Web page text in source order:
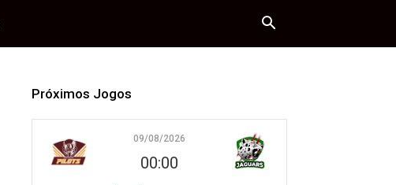
Próximos Jogos
09/08/2026
00:00